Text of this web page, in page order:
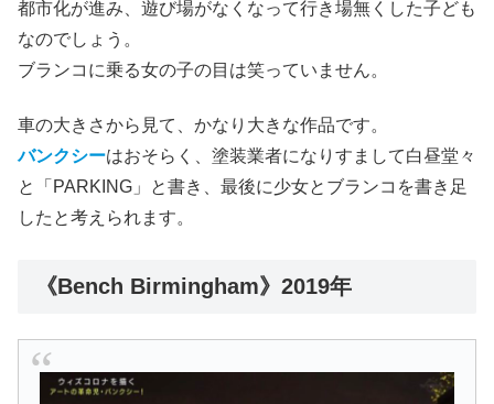
都市化が進み、遊び場がなくなって行き場無くした子ども
なのでしょう。
ブランコに乗る女の子の目は笑っていません。
車の大きさから見て、かなり大きな作品です。
バンクシーはおそらく、塗装業者になりすまして白昼堂々
と「PARKING」と書き、最後に少女とブランコを書き足
したと考えられます。
《Bench Birmingham》2019年